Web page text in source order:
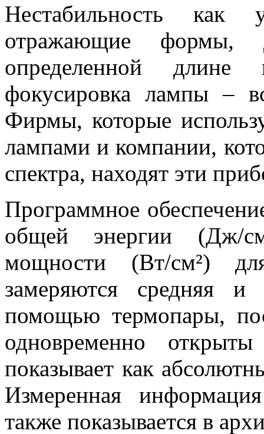
Нестабильность как
отражающие формы,
определенной длине
фокусировка лампы –
Фирмы, которые
лампами и компании,
спектра, находят эти
Программное
общей энергии (Дж/
мощности (Вт/см²)
замеряются средняя и
помощью термопары,
одновременно
показывает как
Измеренная
также показывается в